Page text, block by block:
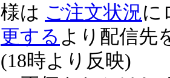
様は ご注文状況に
更する より配信先
(18時より反映)